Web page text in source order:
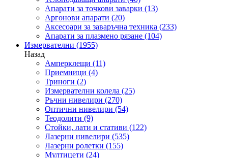
Апарати за точкови заварки (13)
Аргонови апарати (20)
Аксесоари за заваръчна техника (233)
Апарати за плазмено рязане (104)
Измервателни (1955)
Назад
Амперклещи (11)
Приемници (4)
Триноги (2)
Измервателни колела (25)
Ръчни нивелири (270)
Оптични нивелири (54)
Теодолити (9)
Стойки, лати и стативи (122)
Лазерни нивелири (535)
Лазерни ролетки (155)
Мултицети (24)